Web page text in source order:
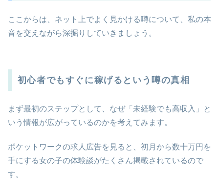
ここからは、ネット上でよく見かける噂について、私の本
音を交えながら深掘りしていきましょう。
初心者でもすぐに稼げるという噂の真相
まず最初のステップとして、なぜ「未経験でも高収入」と
いう情報が広がっているのかを考えてみます。
ポケットワークの求人広告を見ると、初月から数十万円を
手にする女の子の体験談がたくさん掲載されているので
す。